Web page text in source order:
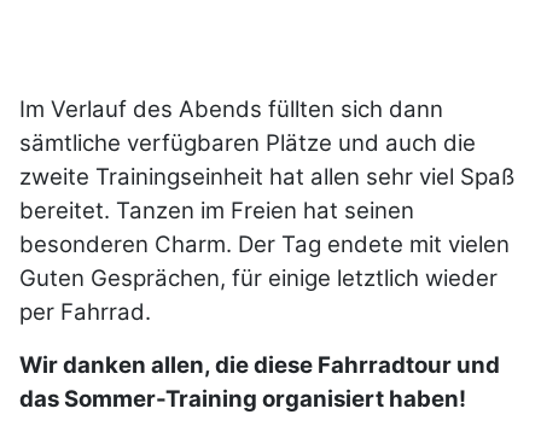
Im Verlauf des Abends füllten sich dann
sämtliche verfügbaren Plätze und auch die
zweite Trainingseinheit hat allen sehr viel Spaß
bereitet. Tanzen im Freien hat seinen
besonderen Charm. Der Tag endete mit vielen
Guten Gesprächen, für einige letztlich wieder
per Fahrrad.
Wir danken allen, die diese Fahrradtour und
das Sommer-Training organisiert haben!